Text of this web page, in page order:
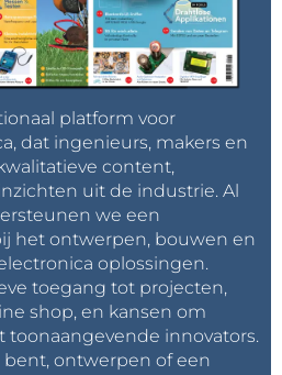
platform voor
dat ingenieurs, makers en
content,
uit de industrie. Al
we een
het ontwerpen, bouwen en
oplossingen.
toegang tot projecten,
shop, en kansen om
toonaangevende innovators.
bent, ontwerpen of een